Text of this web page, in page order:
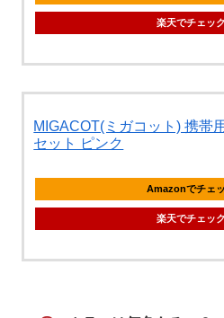
楽天でチェッ
MIGACOT(ミガコット) 携帯
セット ピンク
Amazonでチェ
楽天でチェッ